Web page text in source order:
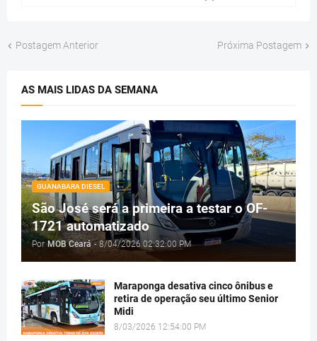
Postagem Anterior Próxima Postagem
AS MAIS LIDAS DA SEMANA
GUANABARA DIESEL
São José será a primeira a testar o OF-
1721 automatizado
Por MOB Ceará - 8/04/2026 02:32:00 PM
Maraponga desativa cinco ônibus e
retira de operação seu último Senior
Midi
8/03/2026 12:54:00 PM